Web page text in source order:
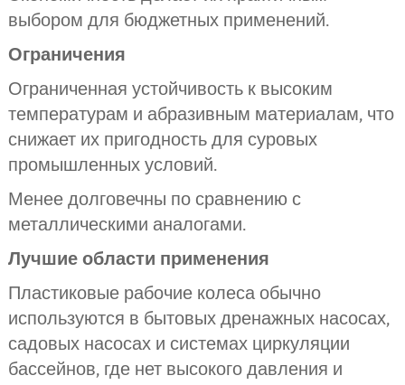
выбором для бюджетных применений.
Ограничения
Ограниченная устойчивость к высоким
температурам и абразивным материалам, что
снижает их пригодность для суровых
промышленных условий.
Менее долговечны по сравнению с
металлическими аналогами.
Лучшие области применения
Пластиковые рабочие колеса обычно
используются в бытовых дренажных насосах,
садовых насосах и системах циркуляции
бассейнов, где нет высокого давления и